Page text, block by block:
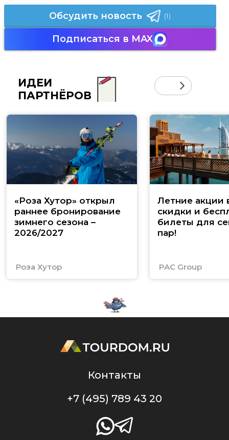
Обсудить новость (1)
Подписаться в MAX
ИДЕИ
ПАРТНЁРОВ
«Роза Хутор» открыл
раннее бронирование
зимнего сезона –
2026/2027
Роза Хутор
Летние акции
скидки и
билеты для
пар!
PAC Group
Контакты
+7 (495) 789 43 20